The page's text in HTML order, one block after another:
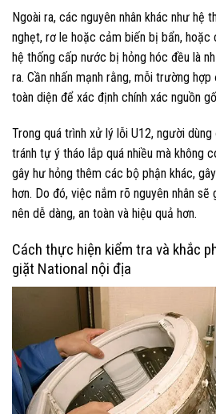
Ngoài ra, các nguyên nhân khác như hệ
nghẹt, rơ le hoặc cảm biến bị bẩn, hoặc
hệ thống cấp nước bị hỏng hóc đều là
ra. Cần nhấn mạnh rằng, mỗi trường
toàn diện để xác định chính xác nguồn
Trong quá trình xử lý lỗi U12, người
tránh tự ý tháo lắp quá nhiều mà không
gây hư hỏng thêm các bộ phận khác,
hơn. Do đó, việc nắm rõ nguyên nhân
nên dễ dàng, an toàn và hiệu quả hơn.
Cách thực hiện kiểm tra và khắc
giặt National nội địa